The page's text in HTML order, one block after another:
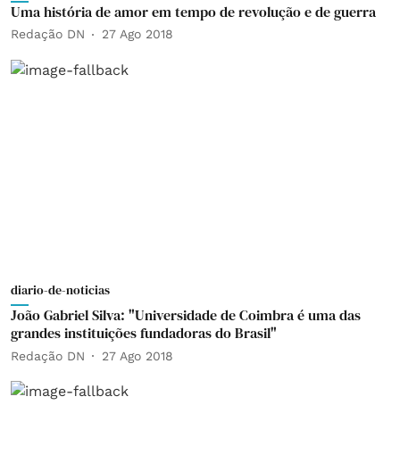
Uma história de amor em tempo de revolução e de guerra
Redação DN 27 Ago 2018
diario-de-noticias
João Gabriel Silva: "Universidade de Coimbra é uma das
grandes instituições fundadoras do Brasil"
Redação DN 27 Ago 2018